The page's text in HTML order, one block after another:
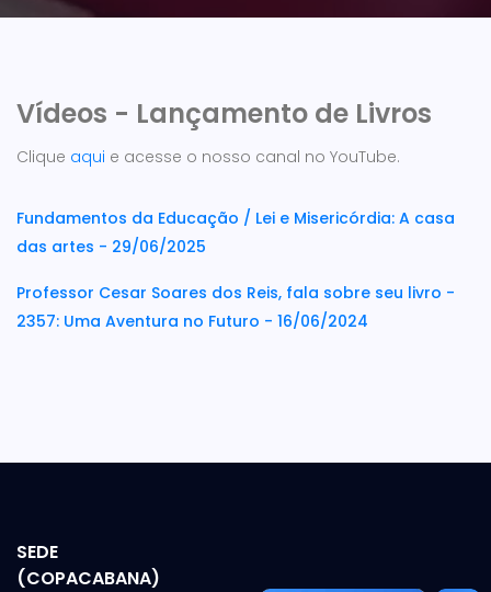
Vídeos - Lançamento de Livros
Clique aqui e acesse o nosso canal no YouTube.
Fundamentos da Educação / Lei e Misericórdia: A casa
das artes - 29/06/2025
Professor Cesar Soares dos Reis, fala sobre seu livro -
2357: Uma Aventura no Futuro - 16/06/2024
SEDE
(COPACABANA)